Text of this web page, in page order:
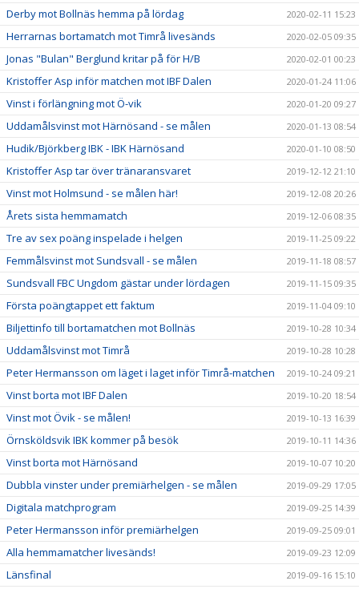
Derby mot Bollnäs hemma på lördag 2020-02-11 15:23
Herrarnas bortamatch mot Timrå livesänds 2020-02-05 09:35
Jonas "Bulan" Berglund kritar på för H/B 2020-02-01 00:23
Kristoffer Asp inför matchen mot IBF Dalen 2020-01-24 11:06
Vinst i förlängning mot Ö-vik 2020-01-20 09:27
Uddamålsvinst mot Härnösand - se målen 2020-01-13 08:54
Hudik/Björkberg IBK - IBK Härnösand 2020-01-10 08:50
Kristoffer Asp tar över tränaransvaret 2019-12-12 21:10
Vinst mot Holmsund - se målen här! 2019-12-08 20:26
Årets sista hemmamatch 2019-12-06 08:35
Tre av sex poäng inspelade i helgen 2019-11-25 09:22
Femmålsvinst mot Sundsvall - se målen 2019-11-18 08:57
Sundsvall FBC Ungdom gästar under lördagen 2019-11-15 09:35
Första poängtappet ett faktum 2019-11-04 09:10
Biljettinfo till bortamatchen mot Bollnäs 2019-10-28 10:34
Uddamålsvinst mot Timrå 2019-10-28 10:28
Peter Hermansson om läget i laget inför Timrå-matchen 2019-10-24 09:21
Vinst borta mot IBF Dalen 2019-10-20 18:54
Vinst mot Övik - se målen! 2019-10-13 16:39
Örnsköldsvik IBK kommer på besök 2019-10-11 14:36
Vinst borta mot Härnösand 2019-10-07 10:20
Dubbla vinster under premiärhelgen - se målen 2019-09-29 17:05
Digitala matchprogram 2019-09-25 14:39
Peter Hermansson inför premiärhelgen 2019-09-25 09:01
Alla hemmamatcher livesänds! 2019-09-23 12:09
Länsfinal 2019-09-16 15:10